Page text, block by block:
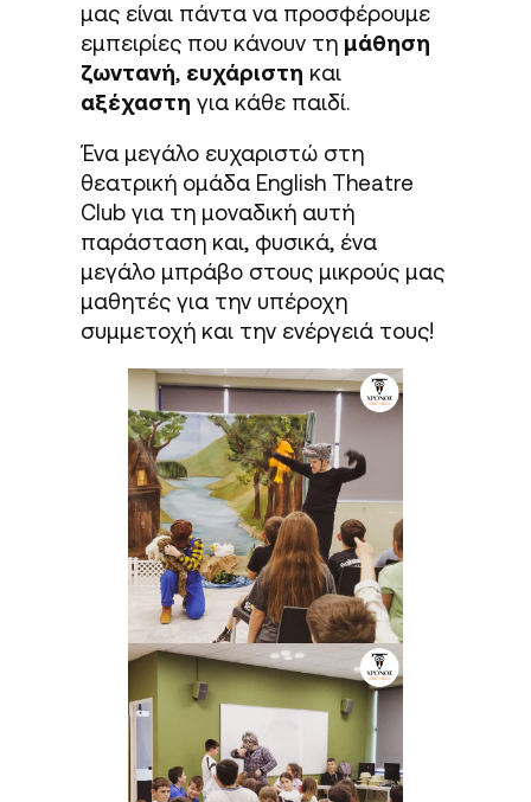
μας είναι πάντα να προσφέρουμε
εμπειρίες που κάνουν τη μάθηση
ζωντανή, ευχάριστη και
αξέχαστη για κάθε παιδί.
Ένα μεγάλο ευχαριστώ στη
θεατρική ομάδα English Theatre
Club για τη μοναδική αυτή
παράσταση και, φυσικά, ένα
μεγάλο μπράβο στους μικρούς μας
μαθητές για την υπέροχη
συμμετοχή και την ενέργειά τους!